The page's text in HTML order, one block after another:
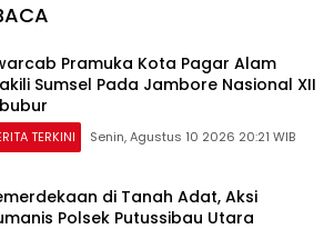
Pramuka Kota Pagar Alam
Sumsel Pada Jambore Nasional XII
TERKINI Senin, Agustus 10 2026 20:21 WIB
di Tanah Adat, Aksi
Polsek Putussibau Utara